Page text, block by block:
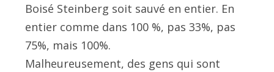
Boisé Steinberg soit sauvé en entier. En
entier comme dans 100 %, pas 33%, pas
75%, mais 100%.
Malheureusement, des gens qui sont